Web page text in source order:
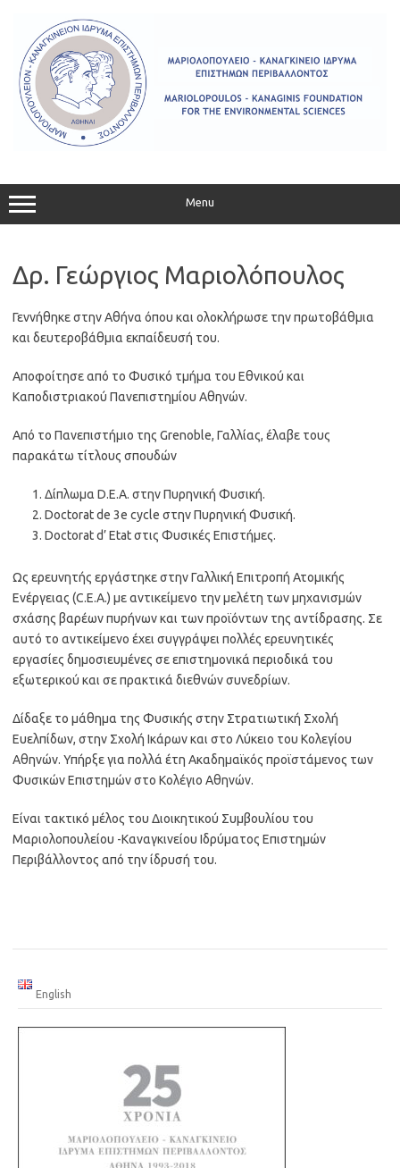
content
Menu
Δρ. Γεώργιος Μαριολόπουλος
Γεννήθηκε στην Αθήνα όπου και ολοκλήρωσε την πρωτοβάθμια
και δευτεροβάθμια εκπαίδευσή του.
Αποφοίτησε από το Φυσικό τμήμα του Εθνικού και
Καποδιστριακού Πανεπιστημίου Αθηνών.
Από το Πανεπιστήμιο της Grenoble, Γαλλίας, έλαβε τους
παρακάτω τίτλους σπουδών
Δίπλωμα D.E.A. στην Πυρηνική Φυσική.
Doctorat de 3e cycle στην Πυρηνική Φυσική.
Doctorat d’ Etat στις Φυσικές Επιστήμες.
Ως ερευνητής εργάστηκε στην Γαλλική Επιτροπή Ατομικής
Ενέργειας (C.E.A.) με αντικείμενο την μελέτη των μηχανισμών
σχάσης βαρέων πυρήνων και των προϊόντων της αντίδρασης. Σε
αυτό το αντικείμενο έχει συγγράψει πολλές ερευνητικές
εργασίες δημοσιευμένες σε επιστημονικά περιοδικά του
εξωτερικού και σε πρακτικά διεθνών συνεδρίων.
Δίδαξε το μάθημα της Φυσικής στην Στρατιωτική Σχολή
Ευελπίδων, στην Σχολή Ικάρων και στο Λύκειο του Κολεγίου
Αθηνών. Υπήρξε για πολλά έτη Ακαδημαϊκός προϊστάμενος των
Φυσικών Επιστημών στο Κολέγιο Αθηνών.
Είναι τακτικό μέλος του Διοικητικού Συμβουλίου του
Μαριολοπουλείου -Καναγκινείου Ιδρύματος Επιστημών
Περιβάλλοντος από την ίδρυσή του.
English